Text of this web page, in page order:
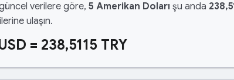
verilere göre, 5 Amerikan Doları şu anda
ulaşın.
= 238,5115 TRY